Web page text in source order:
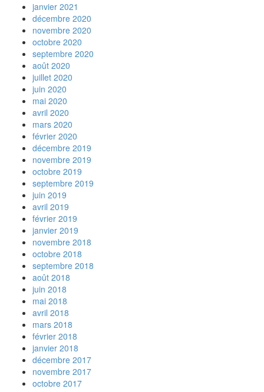
janvier 2021
décembre 2020
novembre 2020
octobre 2020
septembre 2020
août 2020
juillet 2020
juin 2020
mai 2020
avril 2020
mars 2020
février 2020
décembre 2019
novembre 2019
octobre 2019
septembre 2019
juin 2019
avril 2019
février 2019
janvier 2019
novembre 2018
octobre 2018
septembre 2018
août 2018
juin 2018
mai 2018
avril 2018
mars 2018
février 2018
janvier 2018
décembre 2017
novembre 2017
octobre 2017